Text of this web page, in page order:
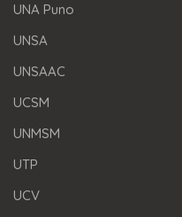
UNA Puno
UNSA
UNSAAC
UCSM
UNMSM
UTP
UCV